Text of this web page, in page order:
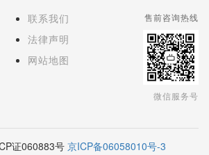
联系我们
法律声明
网站地图
售前咨询热线
微信服务号
证060883号 京ICP备06058010号-3